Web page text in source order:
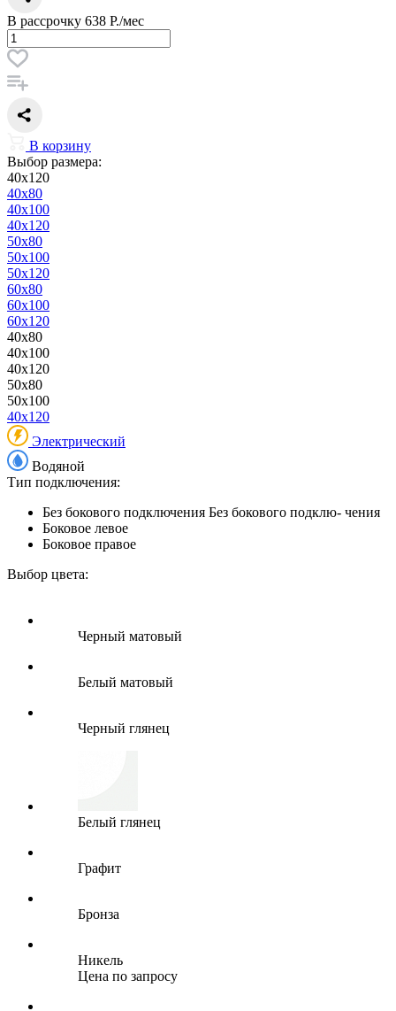
В рассрочку 638 Р./мес
В корзину
Выбор размера:
40x120
40x80
40x100
40x120
50x80
50x100
50x120
60x80
60x100
60x120
40x80
40x100
40x120
50x80
50x100
40x120
Электрический
Водяной
Тип подключения:
Без бокового подключения Без бокового подклю- чения
Боковое левое
Боковое правое
Выбор цвета:
Черный матовый
Белый матовый
Черный глянец
Белый глянец
Графит
Бронза
Никель
Цена по запросу